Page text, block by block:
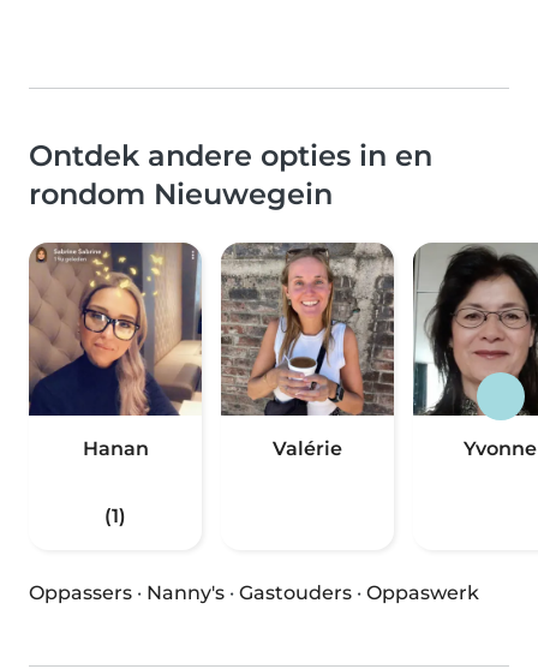
Ontdek andere opties in en
rondom Nieuwegein
Hanan
(1)
Valérie Yvonne
Oppassers · Nanny's · Gastouders · Oppaswerk